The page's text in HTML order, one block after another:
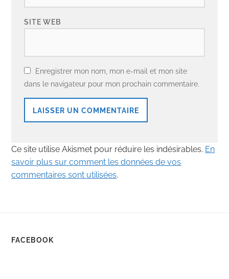
SITE WEB
Enregistrer mon nom, mon e-mail et mon site
dans le navigateur pour mon prochain commentaire.
Ce site utilise Akismet pour réduire les indésirables. En
savoir plus sur comment les données de vos
commentaires sont utilisées.
FACEBOOK